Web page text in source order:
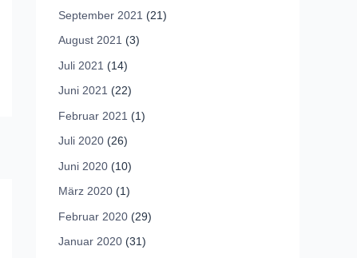
September 2021 (21)
August 2021 (3)
Juli 2021 (14)
Juni 2021 (22)
Februar 2021 (1)
Juli 2020 (26)
Juni 2020 (10)
März 2020 (1)
Februar 2020 (29)
Januar 2020 (31)